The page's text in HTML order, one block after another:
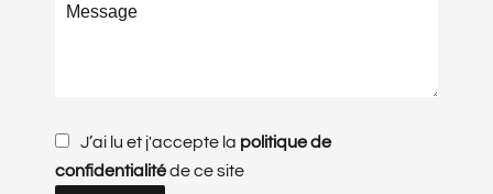
J’ai lu et j'accepte la politique de
confidentialitéde ce site